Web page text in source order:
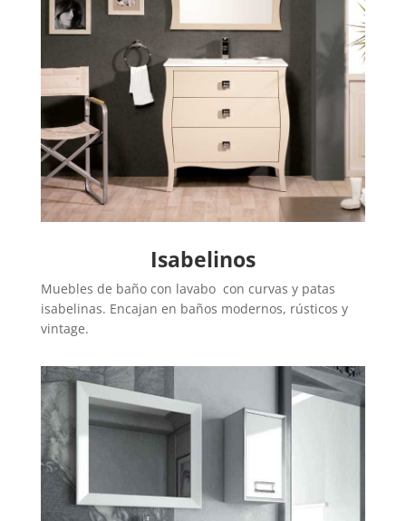
Isabelinos
Muebles de baño con lavabo con curvas y patas
isabelinas. Encajan en baños modernos, rústicos y
vintage.